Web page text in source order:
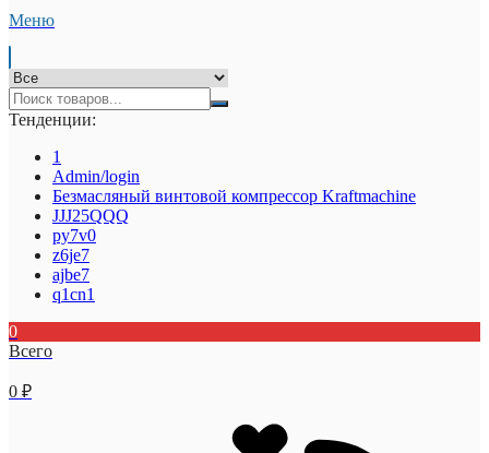
Меню
Тенденции:
1
Admin/login
Безмасляный винтовой компрессор Kraftmaсhine
JJJ25QQQ
py7v0
z6je7
ajbe7
q1cn1
0
Всего
0 ₽